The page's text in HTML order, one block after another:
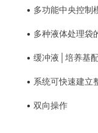
• 多功能中央控制
• 多种液体处理袋
• 缓冲液│培养基
• 系统可快速建立
• 双向操作